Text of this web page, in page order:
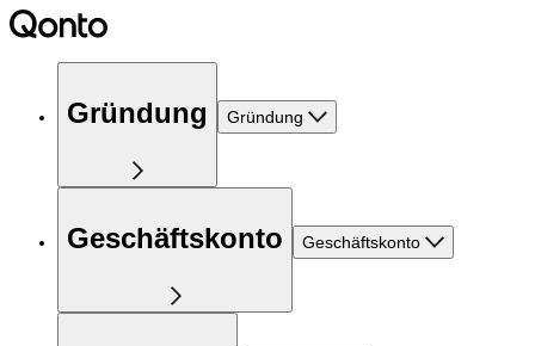
Gründung Gründung
Geschäftskonto Geschäftskonto